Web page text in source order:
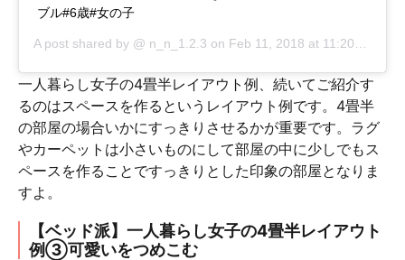
ブル#6歳#女の子
A post shared by @ n_n_1.2.3 on Feb 11, 2018 at 11:20pm PST
一人暮らし女子の4畳半レイアウト例、続いてご紹介す
るのはスペースを作るというレイアウト例です。4畳半
の部屋の場合いかにすっきりさせるかが重要です。ラグ
やカーペットは小さいものにして部屋の中に少しでもス
ペースを作ることですっきりとした印象の部屋となりま
すよ。
【ベッド派】一人暮らし女子の4畳半レイアウト
例③可愛いをつめこむ